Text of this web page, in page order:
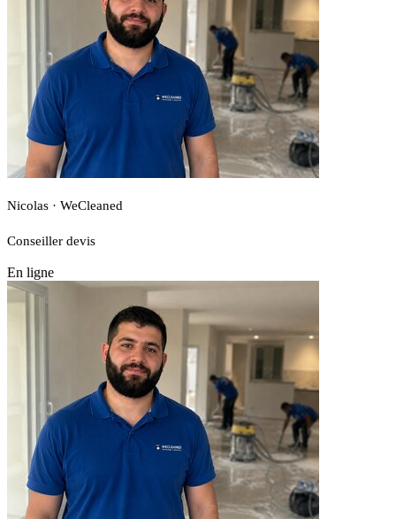
Nicolas · WeCleaned
Conseiller devis
En ligne